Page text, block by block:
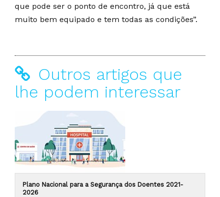
que pode ser o ponto de encontro, já que está
muito bem equipado e tem todas as condições”.
Outros artigos que
lhe podem interessar
Plano Nacional para a Segurança dos Doentes 2021-
2026